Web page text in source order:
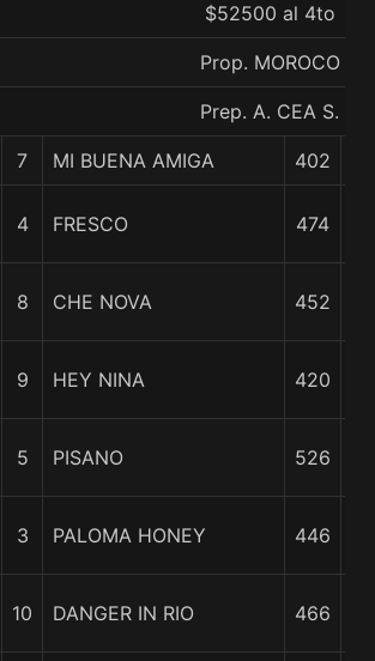
$52500 al 4to
Prop. MOROCO
Prep. A. CEA S.
7 MI BUENA AMIGA 402
4 FRESCO 474
8 CHE NOVA 452
9 HEY NINA 420
5 PISANO 526
3 PALOMA HONEY 446
10 DANGER IN RIO 466